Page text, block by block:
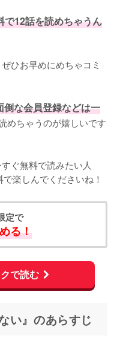
で12話を読めちゃうん
ひお早めにめちゃコミ
倒な会員登録などは一
めちゃうのが嬉しいです
ぐ無料で読みたい人
楽しんでくださいね！
定で
る！
で読む
い』のあらすじ